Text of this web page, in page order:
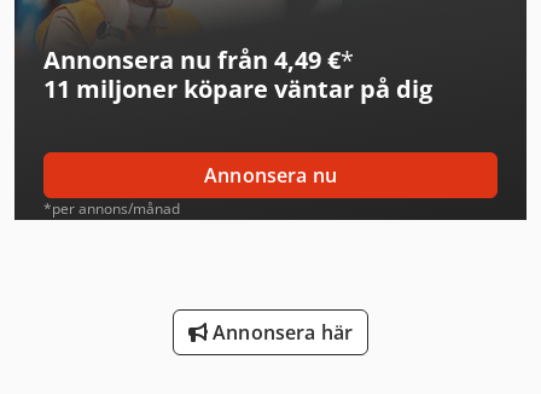
Linde Reachstacker
Man Tipper
Mann Hummel Filter
Mark Kompressorer
Mercedes Benz Tipper
Annonsera nu från 4,49 €*
11 miljoner köpare väntar på dig
Annonsera nu
*per annons/månad
Annonsera här